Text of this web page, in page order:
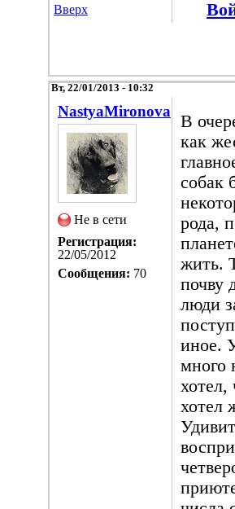
Вверх
Вт, 22/01/2013 - 10:32
NastyaMironova
Не в сети
Регистрация:
22/05/2012
Сообщения: 70
В
как
собак
рода,
жить.
почву
люди
иное.
много
хотел,
хотел